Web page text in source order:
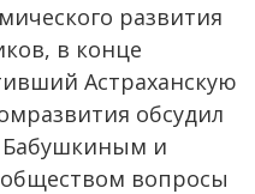
развития
в конце
Астраханскую
обсудил
Бабушкиным и
вопросы